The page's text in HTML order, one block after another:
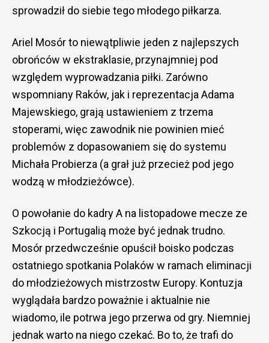
sprowadził do siebie tego młodego piłkarza.
Ariel Mosór to niewątpliwie jeden z najlepszych
obrońców w ekstraklasie, przynajmniej pod
względem wyprowadzania piłki. Zarówno
wspomniany Raków, jak i reprezentacja Adama
Majewskiego, grają ustawieniem z trzema
stoperami, więc zawodnik nie powinien mieć
problemów z dopasowaniem się do systemu
Michała Probierza (a grał już przecież pod jego
wodzą w młodzieżówce).
O powołanie do kadry A na listopadowe mecze ze
Szkocją i Portugalią może być jednak trudno.
Mosór przedwcześnie opuścił boisko podczas
ostatniego spotkania Polaków w ramach eliminacji
do młodzieżowych mistrzostw Europy. Kontuzja
wyglądała bardzo poważnie i aktualnie nie
wiadomo, ile potrwa jego przerwa od gry. Niemniej
jednak warto na niego czekać. Bo to, że trafi do